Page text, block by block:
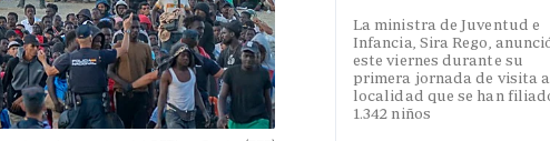
La ministra de Juventud e
Infancia, Sira Rego,
este viernes durante su
primera jornada de visita
localidad que se han
1.342 niños